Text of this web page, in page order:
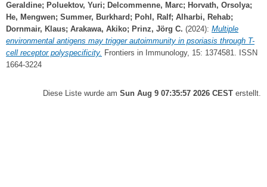
Geraldine; Poluektov, Yuri; Delcommenne, Marc; Horvath, Orsolya;
He, Mengwen; Summer, Burkhard ; Pohl, Ralf; Alharbi, Rehab;
Dornmair, Klaus; Arakawa, Akiko; Prinz, Jörg C. (2024): Multiple
environmental antigens may trigger autoimmunity in psoriasis through T-
cell receptor polyspecificity. Frontiers in Immunology, 15: 1374581. ISSN
1664-3224
Diese Liste wurde am Sun Aug 9 07:35:57 2026 CEST erstellt.